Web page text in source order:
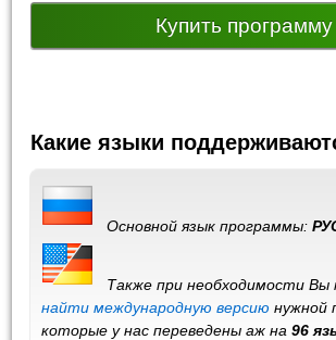
Купить программу
Какие языки
Основной язык программы:
Также при необходимости
найти международную версию нужной
которые у нас переведены аж на96